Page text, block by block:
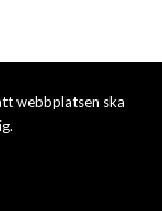
webbplatsen ska